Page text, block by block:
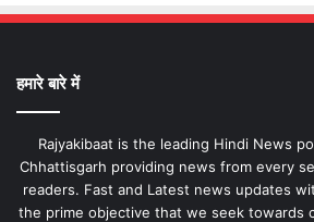
हमारे बारे में
Rajyakibaat is the leading Hindi News
Chhattisgarh providing news from every
readers. Fast and Latest news updates
the prime objective that we seek towards